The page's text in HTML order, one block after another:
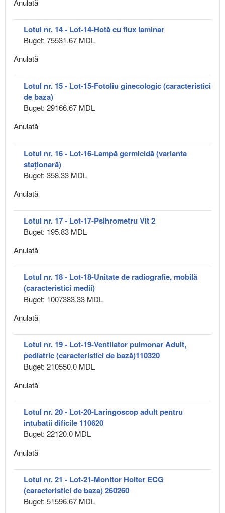
Anulată
Lotul nr. 14 - Lot-14-Hotă cu flux laminar
Buget: 75531.67 MDL
Anulată
Lotul nr. 15 - Lot-15-Fotoliu ginecologic (caracteristici
de baza)
Buget: 29166.67 MDL
Anulată
Lotul nr. 16 - Lot-16-Lampă germicidă (varianta
staționară)
Buget: 358.33 MDL
Anulată
Lotul nr. 17 - Lot-17-Psihrometru Vit 2
Buget: 195.83 MDL
Anulată
Lotul nr. 18 - Lot-18-Unitate de radiografie, mobilă
(caracteristici medii)
Buget: 1007383.33 MDL
Anulată
Lotul nr. 19 - Lot-19-Ventilator pulmonar Adult,
pediatric (caracteristici de bază)110320
Buget: 210550.0 MDL
Anulată
Lotul nr. 20 - Lot-20-Laringoscop adult pentru
intubatii dificile 110620
Buget: 22120.0 MDL
Anulată
Lotul nr. 21 - Lot-21-Monitor Holter ECG
(caracteristici de baza) 260260
Buget: 51596.67 MDL